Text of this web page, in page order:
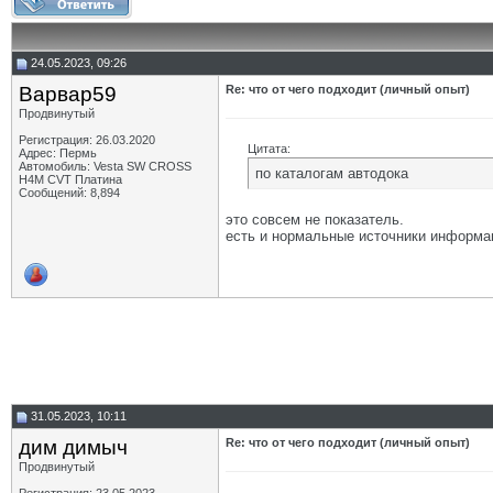
24.05.2023, 09:26
Варвар59
Продвинутый
Регистрация: 26.03.2020
Адрес: Пермь
Автомобиль: Vesta SW CROSS
H4M CVT Платина
Сообщений: 8,894
Re: что от чего подходит (личный опыт)
Цитата:
по каталогам автодока
это совсем не показатель.
есть и нормальные источники
31.05.2023, 10:11
дим димыч
Продвинутый
Re: что от чего подходит (личный опыт)